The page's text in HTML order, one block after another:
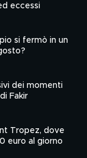
eccessi
si fermò in un
dei momenti
Fakir
Tropez, dove
euro al giorno